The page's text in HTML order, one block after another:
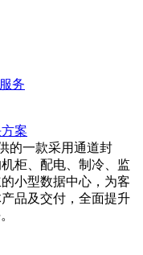
务
案
的一款采用通道封
柜、配电、制冷、监
小型数据中心，为客
品及交付，全面提升